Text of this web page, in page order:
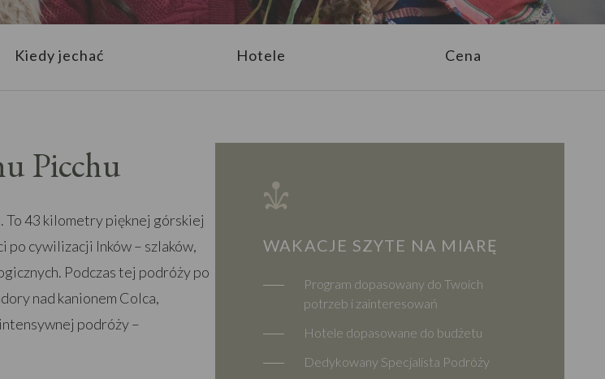
Kiedy jechać Hotele Cena
Picchu
To 43 kilometry pięknej górskiej
po cywilizacji Inków – szlaków,
Podczas tej podróży po
nad kanionem Colca,
podróży –
WAKACJE SZYTE NA MIARĘ
Program dopasowany do Twoich
potrzeb i zainteresowań
Hotele dopasowane do budżetu
Dedykowany Specjalista Podróży